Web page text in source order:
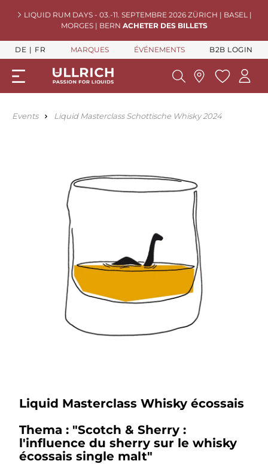
LIQUID RUM DAYS - 03.-11. SEPTEMBRE 2026 ZÜRICH | BASEL |
MORGES | BERN ACHETER DES BILLETS
DE FR MARQUES ÉVÉNEMENTS B2B LOGIN
Events Liquid Masterclass Schottische Whisky 2024
Liquid Masterclass Whisky écossais
Thema : "Scotch & Sherry :
l'influence du sherry sur le whisky
écossais single malt"